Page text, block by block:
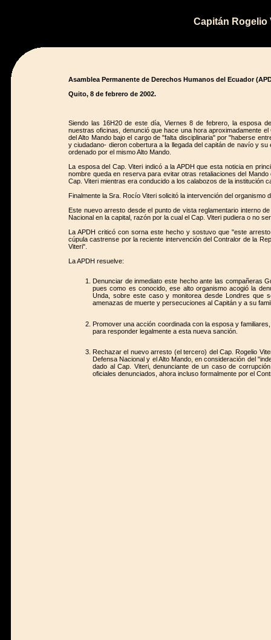
Capitán Rogelio
Asamblea Permanente de Derechos Humanos del Ecuador
Quito, 8 de febrero de 2002.
Siendo las 16H20 de este día, Viernes 8 de febrero, la esposa
nuestras oficinas, denunció que hace una hora aproximadamente
del Alto Mando bajo el cargo de "falta disciplinaria" por "haberse
y ciudadano- dieron cobertura a la llegada del capitán de navío y
ordenado por el mismo Alto Mando.
La esposa del Cap. Viteri indicó a la APDH que esta noticia en
nombre queda en reserva para evitar otras retaliaciones del
Cap. Viteri mientras era conducido a los calabozos de la institución
Finalmente la Sra. Rocío Viteri solicitó la intervención del
Este nuevo arresto desde el punto de vista reglamentario interno
Nacional en la capital, razón por la cual el Cap. Viteri pudiera o no
La APDH criticó con sorna este hecho y sostuvo que "este
cúpula castrense por la reciente intervención del Contralor de la
Viteri".
La APDH resuelve:
Denunciar de inmediato este hecho ante las compañeras
pues como es conocido, ese alto organismo acogió la
Unda, sobre este caso y monitorea desde Londres que
amenazas de muerte y persecuciones al Capitán y a su
Promover una acción coordinada con la esposa y
para responder legalmente a esta nueva sanción.
Rechazar el nuevo arresto (el tercero) del Cap. Rogelio
Defensa Nacional y el Alto Mando, en consideración del
dado al Cap. Viteri, denunciante de un caso de
oficiales denunciados, ahora incluso formalmente por el